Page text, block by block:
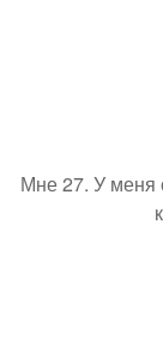
Мне 27. У меня